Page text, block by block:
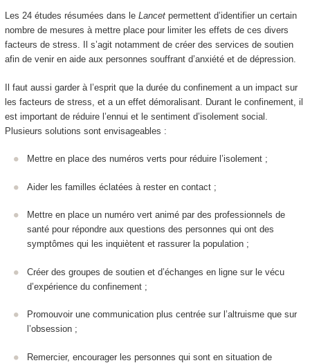
Les 24 études résumées dans le Lancetpermettent d’identifier un certain
nombre de mesures à mettre place pour limiter les effets de ces divers
facteurs de stress. Il s’agit notamment de créer des services de soutien
afin de venir en aide aux personnes souffrant d’anxiété et de dépression.
Il faut aussi garder à l’esprit que la durée du confinement a un impact sur
les facteurs de stress, et a un effet démoralisant. Durant le confinement, il
est important de réduire l’ennui et le sentiment d’isolement social.
Plusieurs solutions sont envisageables :
Mettre en place des numéros verts pour réduire l’isolement ;
Aider les familles éclatées à rester en contact ;
Mettre en place un numéro vert animé par des professionnels de
santé pour répondre aux questions des personnes qui ont des
symptômes qui les inquiètent et rassurer la population ;
Créer des groupes de soutien et d’échanges en ligne sur le vécu
d’expérience du confinement ;
Promouvoir une communication plus centrée sur l’altruisme que sur
l’obsession ;
Remercier, encourager les personnes qui sont en situation de